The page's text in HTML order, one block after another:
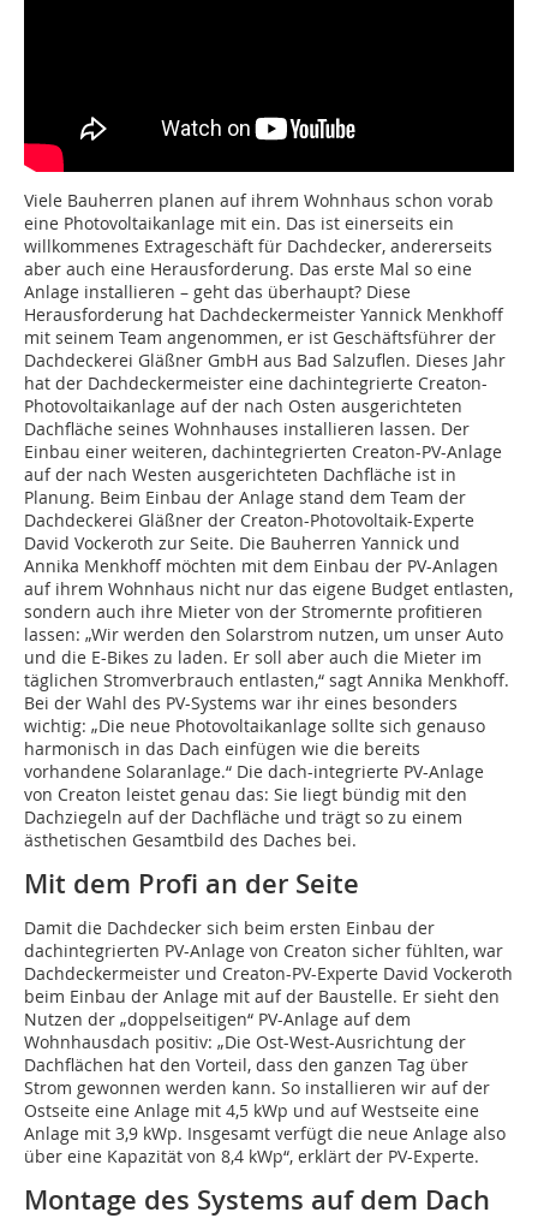
Viele Bauherren planen auf ihrem Wohnhaus schon vorab
eine Photovoltaikanlage mit ein. Das ist einerseits ein
willkommenes Extrageschäft für Dachdecker, andererseits
aber auch eine Herausforderung. Das erste Mal so eine
Anlage installieren – geht das überhaupt? Diese
Herausforderung hat Dachdeckermeister Yannick Menkhoff
mit seinem Team an­genommen, er ist Geschäftsführer der
Dachdeckerei Gläßner GmbH aus Bad Salzuflen. Dieses Jahr
hat der Dachdeckermeister eine dachintegrierte Creaton-
Photovoltaikanlage auf der nach Osten ausgerichteten
Dachfläche seines Wohnhauses installieren lassen. Der
Einbau einer weiteren, dachintegrierten Creaton-PV-Anlage
auf der nach Westen ausgerichteten Dachfläche ist in
Planung. Beim Einbau der Anlage stand dem Team der
Dachdeckerei Gläßner der Creaton-Photovoltaik-Experte
David Vockeroth zur Seite. Die Bauherren Yannick und
Annika Menkhoff möchten mit dem Einbau der PV-Anlagen
auf ihrem Wohnhaus nicht nur das eigene Budget entlasten,
sondern auch ihre Mieter von der Stromernte profitieren
lassen: „Wir werden den Solarstrom nutzen, um unser Auto
und die E-Bikes zu laden. Er soll aber auch die Mieter im
täglichen Stromverbrauch entlasten,“ sagt Annika Menkhoff.
Bei der Wahl des PV-Systems war ihr eines besonders
wichtig: „Die neue Photovoltaikanlage sollte sich genauso
harmonisch in das Dach einfügen wie die bereits
vorhandene Solaranlage.“ Die dach-integrierte PV-Anlage
von Creaton leistet genau das: Sie liegt bündig mit den
Dachziegeln auf der Dachfläche und trägt so zu einem
ästhetischen Gesamtbild des Daches bei.
Mit dem Profi an der Seite
Damit die Dachdecker sich beim ersten Einbau der
dachintegrierten PV-Anlage von Creaton sicher fühlten, war
Dachdeckermeister und Creaton-PV-Experte David Vockeroth
beim Einbau der Anlage mit auf der Baustelle. Er sieht den
Nutzen der „doppelseitigen“ PV-Anlage auf dem
Wohnhausdach positiv: „Die Ost-West-Ausrichtung der
Dachflächen hat den Vorteil, dass den ganzen Tag über
Strom gewonnen werden kann. So installieren wir auf der
Ostseite eine Anlage mit 4,5 kWp und auf Westseite eine
Anlage mit 3,9 kWp. Insgesamt verfügt die neue Anlage also
über eine Kapazität von 8,4 kWp“, erklärt der PV-Experte.
Montage des Systems auf dem Dach